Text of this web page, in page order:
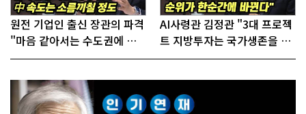
원전 기업인 출신 장관의 파격
"마음 같아서는 수도권에 원
전 짓고싶다"
AI사령관 김정관 "3대 프로젝
트 지방투자는 국가생존을 건
대전략"